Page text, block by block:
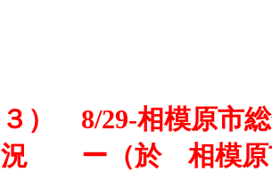
３） 8/29-相模原市
況 ー（於 相模原